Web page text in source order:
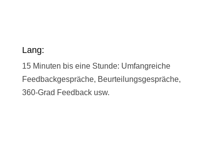
Lang:
15 Minuten bis eine Stunde: Umfangreiche
Feedbackgespräche, Beurteilungsgespräche,
360-Grad Feedback usw.